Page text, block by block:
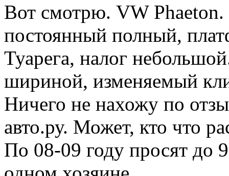
Вот смотрю. VW
постоянный полный,
Туарега, налог
шириной, изменяемый
Ничего не нахожу по
авто.ру. Может, кто что
По 08-09 году просят до